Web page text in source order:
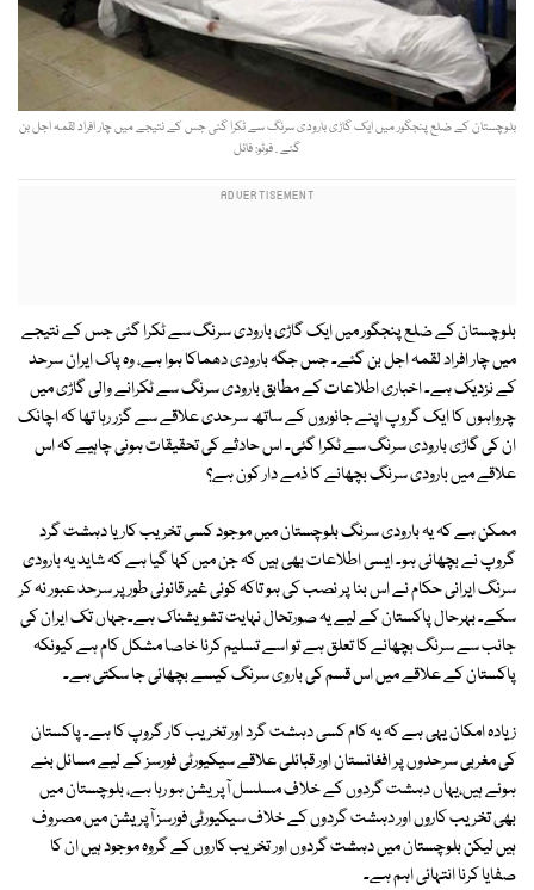
بلوچستان کے ضلع پنجگور میں ایک گاڑی بارودی سرنگ سے ٹکرا گئی جس کے نتیجے میں چار افراد لقمہ اجل بن
گئے . فوٹو: فائل
بلوچستان کے ضلع پنجگور میں ایک گاڑی بارودی سرنگ سے ٹکرا گئی جس کے نتیجے
میں چار افراد لقمہ اجل بن گئے۔ جس جگہ بارودی دھماکا ہوا ہے، وہ پاک ایران سرحد
کے نزدیک ہے۔ اخباری اطلاعات کے مطابق بارودی سرنگ سے ٹکرانے والی گاڑی میں
چرواہوں کا ایک گروپ اپنے جانوروں کے ساتھ سرحدی علاقے سے گزر رہا تھا کہ اچانک
ان کی گاڑی بارودی سرنگ سے ٹکرا گئی۔ اس حادثے کی تحقیقات ہونی چاہیے کہ اس
علاقے میں بارودی سرنگ بچھانے کا ذمے دار کون ہے؟
ممکن ہے کہ یہ بارودی سرنگ بلوچستان میں موجود کسی تخریب کار یا دہشت گرد
گروپ نے بچھائی ہو۔ ایسی اطلاعات بھی ہیں کہ جن میں کہا گیا ہے کہ شاید یہ بارودی
سرنگ ایرانی حکام نے اس بنا پر نصب کی ہو تاکہ کوئی غیر قانونی طور پر سرحد عبور نہ کر
سکے۔ بہرحال پاکستان کے لیے یہ صورتحال نہایت تشویشناک ہے۔جہاں تک ایران کی
جانب سے سرنگ بچھانے کا تعلق ہے تو اسے تسلیم کرنا خاصا مشکل کام ہے کیونکہ
پاکستان کے علاقے میں اس قسم کی باروی سرنگ کیسے بچھائی جا سکتی ہے۔
زیادہ امکان یہی ہے کہ یہ کام کسی دہشت گرد اور تخریب کار گروپ کا ہے۔ پاکستان
کی مغربی سرحدوں پر افغانستان اور قبائلی علاقے سیکیورٹی فورسز کے لیے مسائل بنے
ہوئے ہیں،یہاں دہشت گردوں کے خلاف مسلسل آپریشن ہو رہا ہے، بلوچستان میں
بھی تخریب کاروں اور دہشت گردوں کے خلاف سیکیورٹی فورسز آپریشن میں مصروف
ہیں لیکن بلوچستان میں دہشت گردوں اور تخریب کاروں کے گروہ موجود ہیں ان کا
صفایا کرنا انتہائی اہم ہے۔